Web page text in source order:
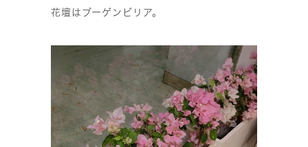
花壇はブーゲンビリア。